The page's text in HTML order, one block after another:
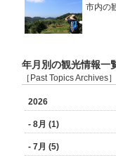
市内の
年月別の観光情報一
［Past Topics Archives］
2026
- 8月 (1)
- 7月 (5)